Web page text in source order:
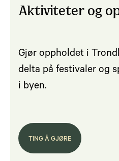
Aktiviteter og
Gjør oppholdet i
delta på festivaler og
i byen.
TING Å GJØRE